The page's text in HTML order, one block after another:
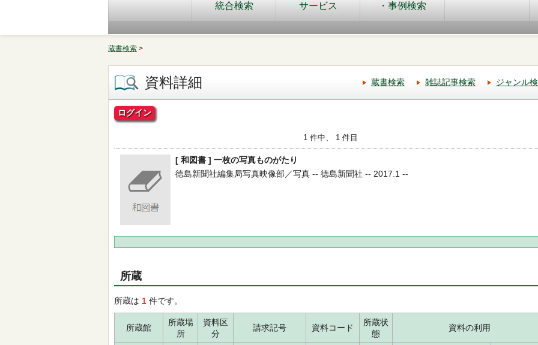
統合検索
サービス
・事例検索
蔵書検索 >
資料詳細 蔵書検索 雑誌記事検索 ジャンル
ログイン
1 件中、 1 件目
[ 和図書 ] 一枚の写真ものがたり
徳島新聞社編集局写真映像部／写真 -- 徳島新聞社 -- 2017.1 --
所蔵
所蔵は 1 件です。
所蔵館
所蔵場
所
資料区
分
請求記号 資料コード
所蔵状
態
資料の利用